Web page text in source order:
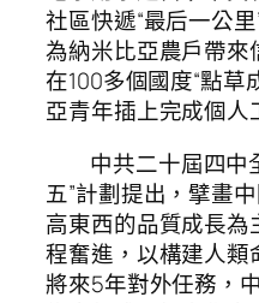
社區快遞“最后一公
為納米比亞農戶帶
在100多個國度“點草
亞青年插上完成個
中共二十屆四中
五”計劃提出，擘畫
高東西的品質成長
程奮進，以構建人
將來5年對外任務，